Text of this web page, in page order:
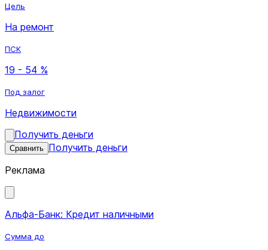
Цель
На ремонт
ПСК
19 - 54 %
Под залог
Недвижимости
Получить деньги
Сравнить Получить деньги
Реклама
Альфа-Банк: Кредит наличными
Сумма до